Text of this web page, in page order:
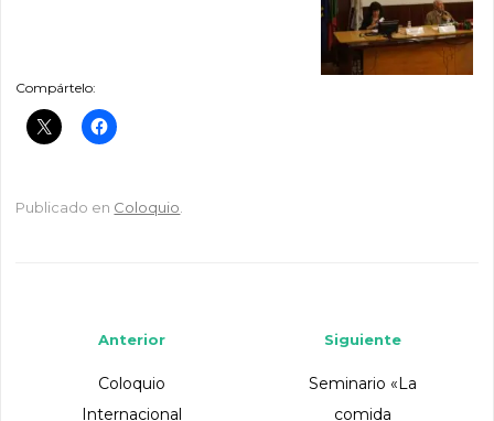
Compártelo:
Publicado en Coloquio
Siguiente
Seminario «La
comida
Anterior
Coloquio
Internacional